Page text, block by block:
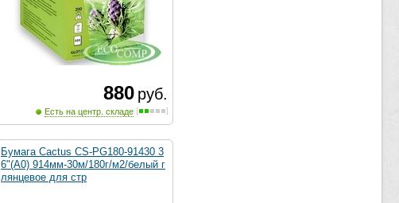
880 руб.
Есть на центр. складе
Бумага Cactus CS-PG180-91430 3
6"(A0) 914мм-30м/180г/м2/белый г
лянцевое для стр